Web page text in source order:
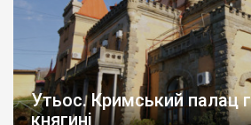
Утьос. Кримський палац
княгині